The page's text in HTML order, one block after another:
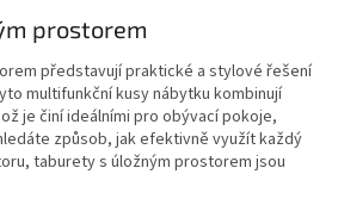
prostorem
představují praktické a stylové řešení
multifunkční kusy nábytku kombinují
je činí ideálními pro obývací pokoje,
způsob, jak efektivně využít každý
taburety s úložným prostorem jsou